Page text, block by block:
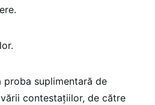
suplimentară de
contestațiilor, de către